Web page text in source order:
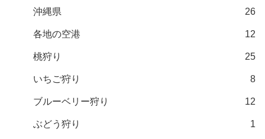
沖縄県 26
各地の空港 12
桃狩り 25
いちご狩り 8
ブルーベリー狩り 12
ぶどう狩り 1